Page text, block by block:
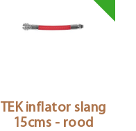
TEK inflator slang
15cms - rood